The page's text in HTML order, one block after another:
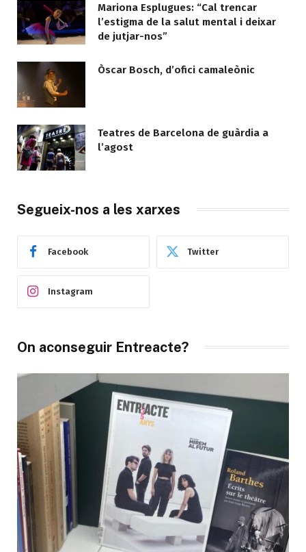
Mariona Esplugues: “Cal trencar
l’estigma de la salut mental i deixar
de jutjar-nos”
Òscar Bosch, d’ofici camaleònic
Teatres de Barcelona de guàrdia a
l’agost
Segueix-nos a les xarxes
Facebook Twitter
Instagram
On aconseguir Entreacte?